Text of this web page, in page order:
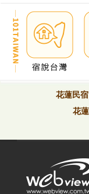
花蓮民宿
花